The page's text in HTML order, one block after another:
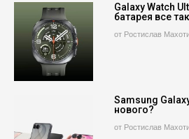
Galaxy Watch
батарея все
от Ростислав
Samsung
нового?
от Ростислав